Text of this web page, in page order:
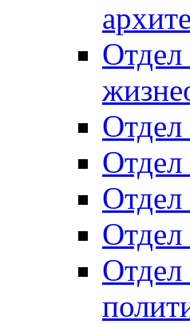
Отдел
Отдел
Отдел
Отдел